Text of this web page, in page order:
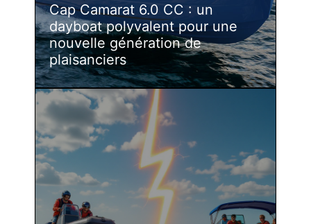
Cap Camarat 6.0 CC : un
dayboat polyvalent pour une
nouvelle génération de
plaisanciers